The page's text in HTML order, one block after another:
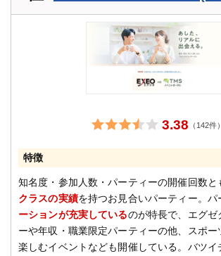
3.38 （142件）
特徴
知名度・参加人数・パーティーの開催回数と
クラスの実績を持つお見合いパーティー。パ
ーションが充実しているのが特長で、エグゼ
ーや年収・職業限定パーティーの他、スポー
楽しむイベントなども開催している。バツイ